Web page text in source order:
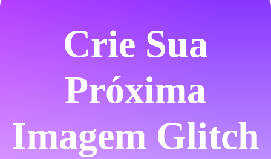
Crie Sua
Próxima
Imagem Glitch